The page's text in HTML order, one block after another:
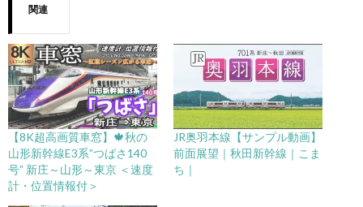
関連
【8K超高画質車窓】🍁秋の
山形新幹線E3系”つばさ140
号” 新庄～山形～東京 ＜速度
計・位置情報付＞
JR奥羽本線【サンプル動画】
前面展望｜秋田新幹線｜こま
ち｜